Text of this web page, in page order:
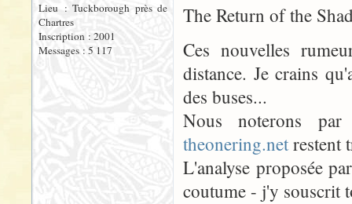
Lieu : Tuckborough près de
Chartres
Inscription : 2001
Messages : 5 117
The Return of the
Ces nouvelles
distance. Je crains
des buses...
Nous noterons par
theonering.netrestent
L'analyse proposée
coutume - j'y souscrit